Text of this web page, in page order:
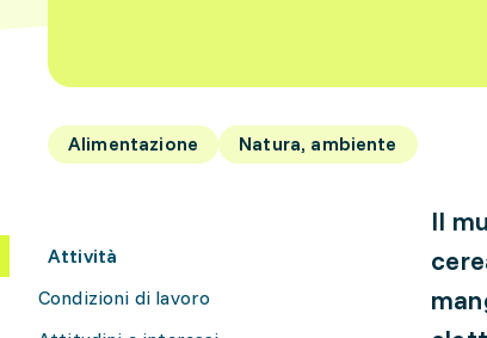
Alimentazione Natura, ambiente
Attività
Condizioni di lavoro
Il